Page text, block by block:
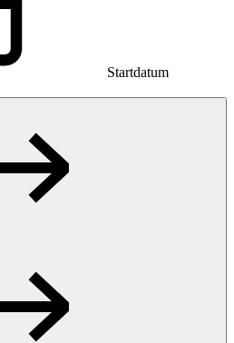
Startdatum